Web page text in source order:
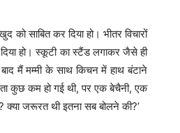
साबित कर दिया हो। भीतर विचारों
हो। स्कूटी का स्टैंड लगाकर जैसे ही
मैं मम्मी के साथ किचन में हाथ बंटाने
कुछ कम हो गई थी, पर एक बेचैनी, एक
जरूरत थी इतना सब बोलने की?’